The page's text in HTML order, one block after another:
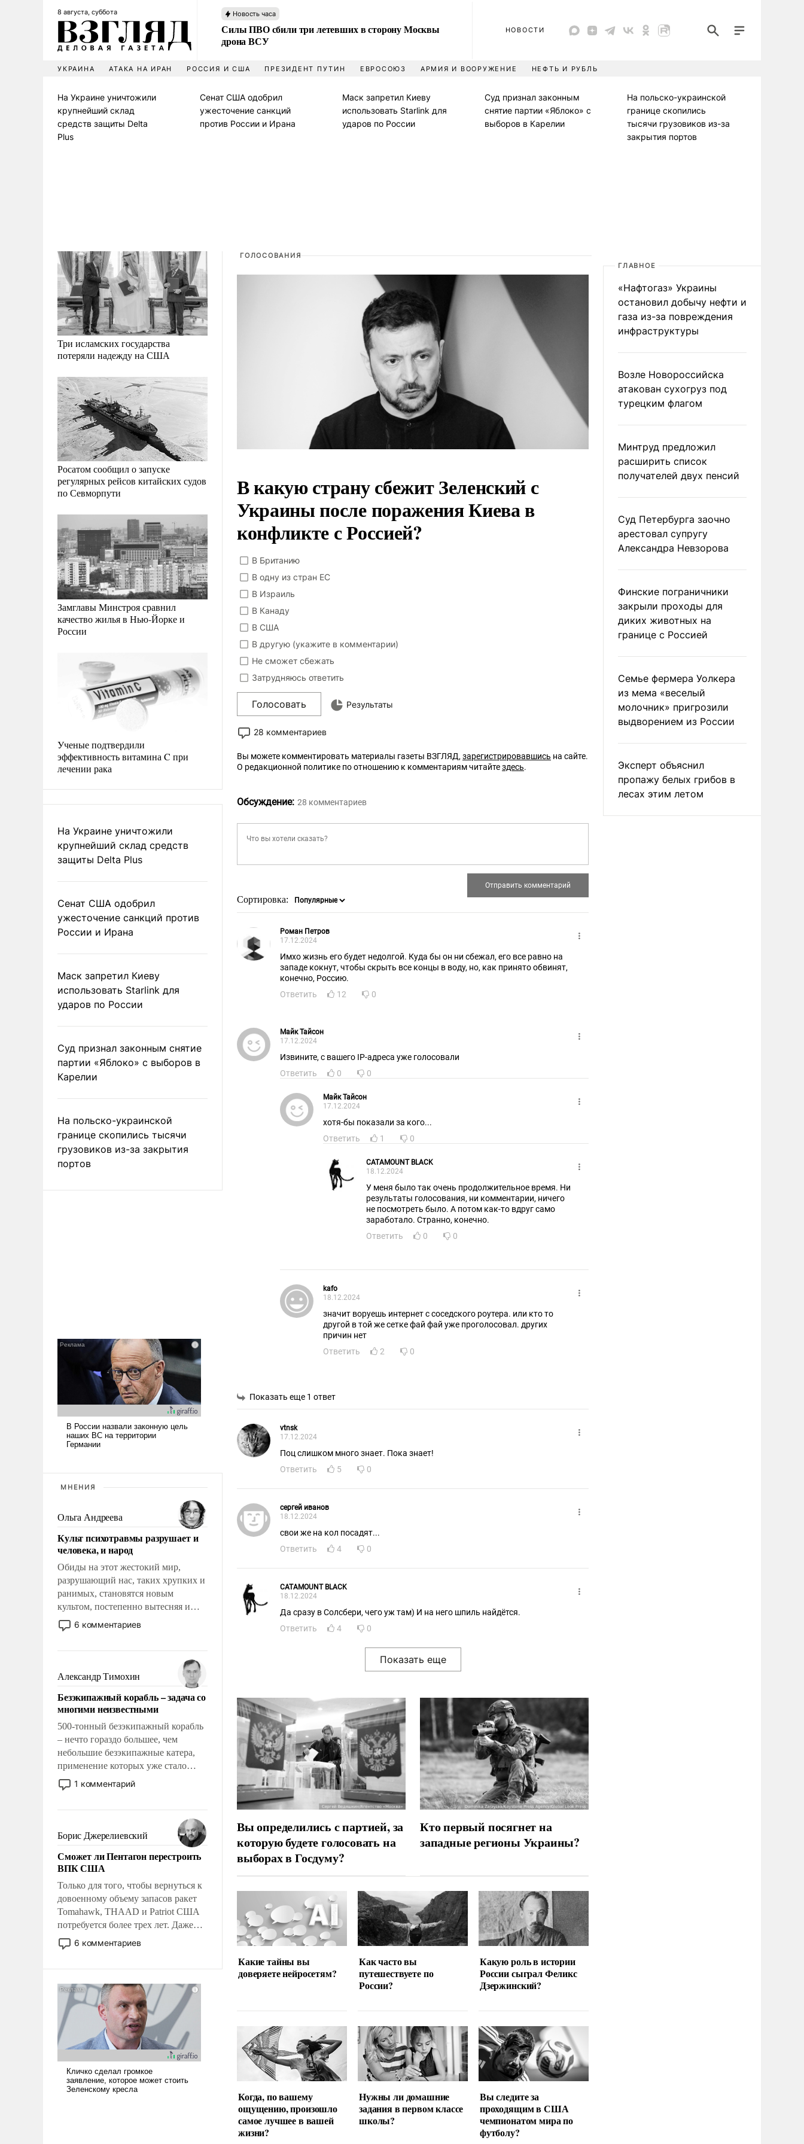
8 августа, суббота Новость часа
Силы ПВО сбили три летевших в сторону Москвы
дрона ВСУ
НОВОСТИ
УКРАИНА АТАКА НА ИРАН РОССИЯ И США ПРЕЗИДЕНТ ПУТИН ЕВРОСОЮЗ АРМИЯ И ВООРУЖЕНИЕ НЕФТЬ И РУБЛЬ
На Украине уничтожили
крупнейший склад
средств защиты Delta
Plus
Сенат США одобрил
ужесточение санкций
против России и Ирана
Маск запретил Киеву
использовать Starlink для
ударов по России
Суд признал законным
снятие партии «Яблоко» с
выборов в Карелии
На польско-украинской
границе скопились
тысячи грузовиков из-за
закрытия портов
Три исламских государства
потеряли надежду на США
Росатом сообщил о запуске
регулярных рейсов китайских судов
по Севморпути
Замглавы Минстроя сравнил
качество жилья в Нью-Йорке и
России
Ученые подтвердили
эффективность витамина C при
лечении рака
На Украине уничтожили
крупнейший склад средств
защиты Delta Plus
Сенат США одобрил
ужесточение санкций против
России и Ирана
Маск запретил Киеву
использовать Starlink для
ударов по России
Суд признал законным снятие
партии «Яблоко» с выборов в
Карелии
На польско-украинской
границе скопились тысячи
грузовиков из-за закрытия
портов
МНЕНИЯ
Ольга Андреева
Культ психотравмы разрушает и
человека, и народ
Обиды на этот жестокий мир,
разрушающий нас, таких хрупких и
ранимых, становятся новым
культом, постепенно вытесняя и
отменяя традиционное требование к
человеку – быть мужественным и
на себя ответственность, помогать
слабым, идти вперед и
адаптироваться.
6 комментариев
Александр Тимохин
Безэкипажный корабль – задача со
многими неизвестными
500-тонный безэкипажный корабль
– нечто гораздо большее, чем
небольшие безэкипажные катера,
применение которых уже стало
обыденностью. Задача по созданию
такого корабля очень сложна и
реализация радикально поднимет
наши боевые возможности.
1 комментарий
Борис Джерелиевский
Сможет ли Пентагон перестроить
ВПК США
Только для того, чтобы вернуться к
довоенному объему запасов ракет
Tomahawk, THAAD и Patriot США
потребуется более трех лет. Даже
небольшая война с Ираном
опустошила американские
уязвимости США, например, перед
Китаем.
6 комментариев
ГОЛОСОВАНИЯ
В какую страну сбежит Зеленский с
Украины после поражения Киева в
конфликте с Россией?
В Британию
В одну из стран ЕС
В Израиль
В Канаду
В США
В другую (укажите в комментарии)
Не сможет сбежать
Затрудняюсь ответить
Голосовать Результаты
28 комментариев
Вы можете комментировать материалы газеты ВЗГЛЯД, зарегистрировавшись на сайте.
О редакционной политике по отношению к комментариям читайтездесь.
Обсуждение: 28 комментариев
Сортировка:
Роман Петров
17.12.2024
Имхо жизнь его будет недолгой. Куда бы он ни сбежал, его все равно на
западе кокнут, чтобы скрыть все концы в воду, но, как принято обвинят,
конечно, Россию.
Ответить
12 0
Майк Тайсон
17.12.2024
Извините, с вашего IP-адреса уже голосовали
Ответить
0 0
Майк Тайсон
17.12.2024
хотя-бы показали за кого...
Ответить
1 0
CATAMOUNT BLACK
18.12.2024
У меня было так очень продолжительное время. Ни
результаты голосования, ни комментарии, ничего
не посмотреть было. А потом как-то вдруг само
заработало. Странно, конечно.
Ответить
0 0
kafo
18.12.2024
значит воруешь интернет с соседского роутера. или кто то
другой в той же сетке фай фай уже проголосовал. других
причин нет
Ответить
2 0
Показать еще 1 ответ
vtnsk
17.12.2024
Поц слишком много знает. Пока знает!
Ответить
5 0
сергей иванов
18.12.2024
свои же на кол посадят...
Ответить
4 0
CATAMOUNT BLACK
18.12.2024
Да сразу в Солсбери, чего уж там) И на него шпиль найдётся.
Ответить
4 0
Вы определились с партией, за
которую будете голосовать на
выборах в Госдуму?
Кто первый посягнет на
западные регионы Украины?
Какие тайны вы
доверяете нейросетям?
Как часто вы
путешествуете по
России?
Какую роль в истории
России сыграл Феликс
Дзержинский?
Когда, по вашему
ощущению, произошло
самое лучшее в вашей
жизни?
Нужны ли домашние
задания в первом классе
школы?
Вы следите за
проходящим в США
чемпионатом мира по
футболу?
ГЛАВНОЕ
«Нафтогаз» Украины
остановил добычу нефти и
газа из-за повреждения
инфраструктуры
Возле Новороссийска
атакован сухогруз под
турецким флагом
Минтруд предложил
расширить список
получателей двух пенсий
Суд Петербурга заочно
арестовал супругу
Александра Невзорова
Финские пограничники
закрыли проходы для
диких животных на
границе с Россией
Семье фермера Уолкера
из мема «веселый
молочник» пригрозили
выдворением из России
Эксперт объяснил
пропажу белых грибов в
лесах этим летом